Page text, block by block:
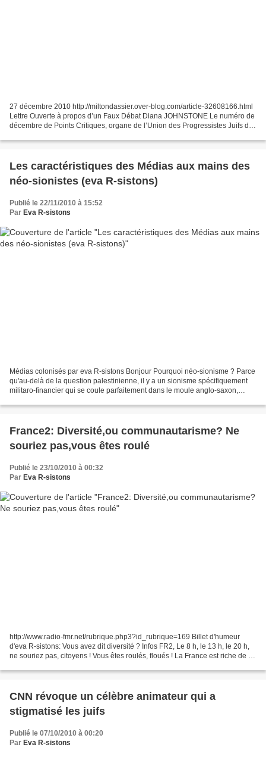
27 décembre 2010 http://miltondassier.over-blog.com/article-32608166.html
Lettre Ouverte à propos d’un Faux Débat Diana JOHNSTONE Le numéro de
décembre de Points Critiques, organe de l’Union des Progressistes Juifs de
Les caractéristiques des Médias aux mains des
néo-sionistes (eva R-sistons)
Publié le 22/11/2010 à 15:52
Par Eva R-sistons
Médias colonisés par eva R-sistons Bonjour Pourquoi néo-sionisme ? Parce
qu'au-delà de la question palestinienne, il y a un sionisme spécifiquement
militaro-financier qui se coule parfaitement dans le moule anglo-saxon,
France2: Diversité,ou communautarisme? Ne
souriez pas,vous êtes roulé
Publié le 23/10/2010 à 00:32
Par Eva R-sistons
http://www.radio-fmr.net/rubrique.php3?id_rubrique=169 Billet d'humeur
d'eva R-sistons: Vous avez dit diversité ? Infos FR2, Le 8 h, le 13 h, le 20 h,
ne souriez pas, citoyens ! Vous êtes roulés, floués ! La France est riche de sa
CNN révoque un célèbre animateur qui a
stigmatisé les juifs
Publié le 07/10/2010 à 00:20
Par Eva R-sistons